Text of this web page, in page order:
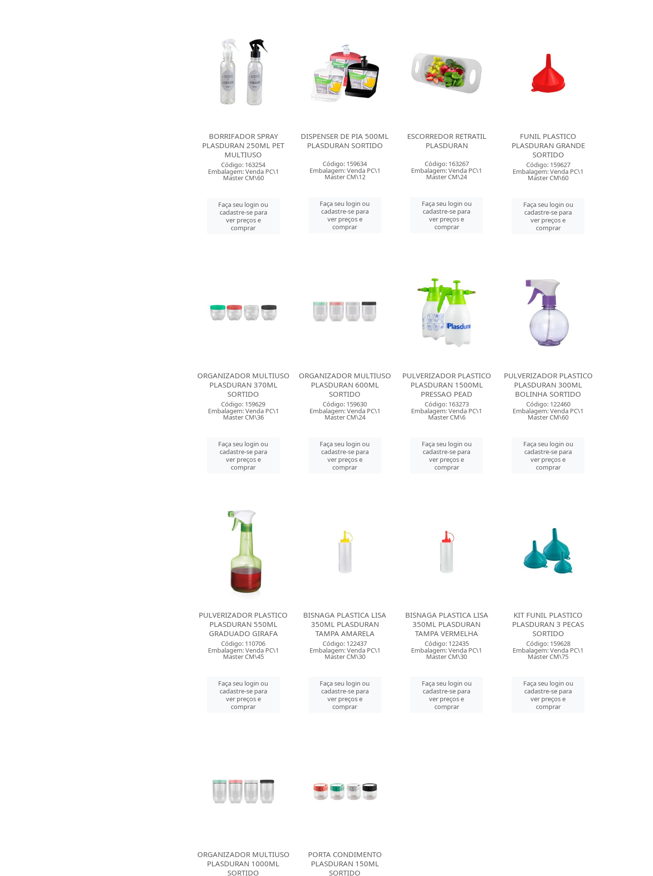
BORRIFADOR SPRAY
PLASDURAN 250ML PET
MULTIUSO
Código: 163254
Embalagem: Venda PC\1
Master CM\60
Faça seu login ou
cadastre-se para
ver preços e
comprar
DISPENSER DE PIA 500ML
PLASDURAN SORTIDO
Código: 159634
Embalagem: Venda PC\1
Master CM\12
Faça seu login ou
cadastre-se para
ver preços e
comprar
ESCORREDOR RETRATIL
PLASDURAN
Código: 163267
Embalagem: Venda PC\1
Master CM\24
Faça seu login ou
cadastre-se para
ver preços e
comprar
FUNIL PLASTICO
PLASDURAN GRANDE
SORTIDO
Código: 159627
Embalagem: Venda PC\1
Master CM\60
Faça seu login ou
cadastre-se para
ver preços e
comprar
ORGANIZADOR MULTIUSO
PLASDURAN 370ML
SORTIDO
Código: 159629
Embalagem: Venda PC\1
Master CM\36
Faça seu login ou
cadastre-se para
ver preços e
comprar
ORGANIZADOR MULTIUSO
PLASDURAN 600ML
SORTIDO
Código: 159630
Embalagem: Venda PC\1
Master CM\24
Faça seu login ou
cadastre-se para
ver preços e
comprar
PULVERIZADOR PLASTICO
PLASDURAN 1500ML
PRESSAO PEAD
Código: 163273
Embalagem: Venda PC\1
Master CM\6
Faça seu login ou
cadastre-se para
ver preços e
comprar
PULVERIZADOR PLASTICO
PLASDURAN 300ML
BOLINHA SORTIDO
Código: 122460
Embalagem: Venda PC\1
Master CM\60
Faça seu login ou
cadastre-se para
ver preços e
comprar
PULVERIZADOR PLASTICO
PLASDURAN 550ML
GRADUADO GIRAFA
Código: 110706
Embalagem: Venda PC\1
Master CM\45
Faça seu login ou
cadastre-se para
ver preços e
comprar
BISNAGA PLASTICA LISA
350ML PLASDURAN
TAMPA AMARELA
Código: 122437
Embalagem: Venda PC\1
Master CM\30
Faça seu login ou
cadastre-se para
ver preços e
comprar
BISNAGA PLASTICA LISA
350ML PLASDURAN
TAMPA VERMELHA
Código: 122435
Embalagem: Venda PC\1
Master CM\30
Faça seu login ou
cadastre-se para
ver preços e
comprar
KIT FUNIL PLASTICO
PLASDURAN 3 PECAS
SORTIDO
Código: 159628
Embalagem: Venda PC\1
Master CM\75
Faça seu login ou
cadastre-se para
ver preços e
comprar
ORGANIZADOR MULTIUSO
PLASDURAN 1000ML
SORTIDO
PORTA CONDIMENTO
PLASDURAN 150ML
SORTIDO